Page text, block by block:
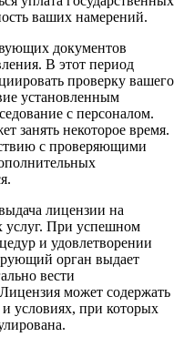
ваших намерений.
документов
В этот период
проверку вашего
установленным
с персоналом.
занять некоторое время.
с проверяющими
лицензии на
услуг. При успешном
и удовлетворении
орган выдает
вести
может содержать
условиях, при которых